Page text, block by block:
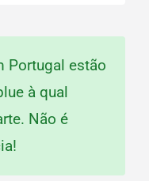
Portugal estão
à qual
Não é